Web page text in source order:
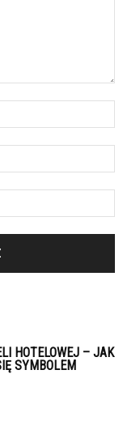
HOTELOWEJ – JAK
SYMBOLEM